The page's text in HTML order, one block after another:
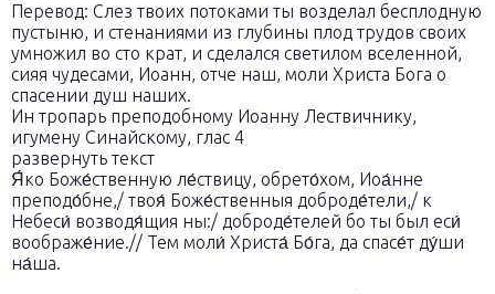
Перевод: Слез твоих потоками ты возделал бесплодную
пустыню, и стенаниями из глубины плод трудов своих
умножил во сто крат, и сделался светилом вселенной,
сияя чудесами, Иоанн, отче наш, моли Христа Бога о
спасении душ наших.
Ин тропарь преподобному Иоанну Лествичнику,
игумену Синайскому, глас 4
развернуть текст
Я́ко Боже́ственную ле́ствицу, обрето́хом, Иоа́нне
преподо́бне,/ твоя́ Боже́ственныя доброде́тели,/ к
Небеси́ возводя́щия ны:/ доброде́телей бо ты был еси́
воображе́ние.// Тем моли́ Христа́ Бо́га, да спасе́т ду́ши
на́ша.